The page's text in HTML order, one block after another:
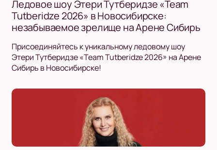
Ледовое шоу Этери Тутберидзе «Team
Tutberidze 2026» в Новосибирске:
незабываемое зрелище на Арене Сибирь
Присоединяйтесь к уникальному ледовому шоу
Этери Тутберидзе «Team Tutberidze 2026» на Арене
Сибирь в Новосибирске!